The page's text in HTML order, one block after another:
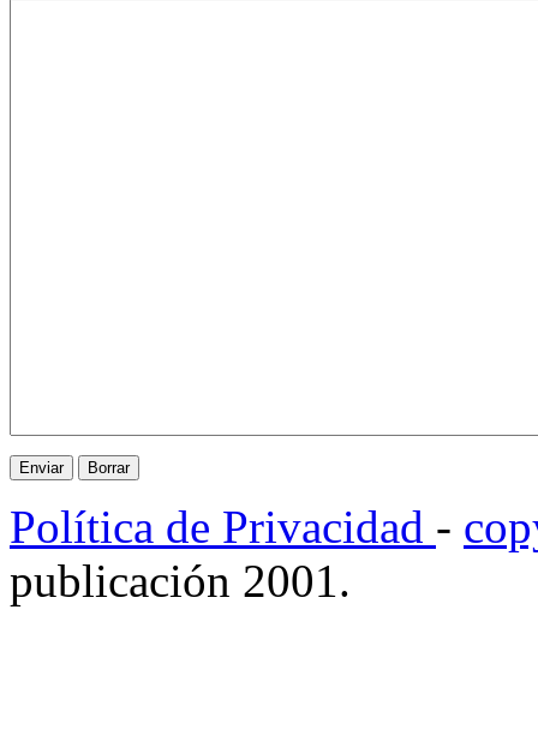
Política de Privacidad -
publicación 2001.